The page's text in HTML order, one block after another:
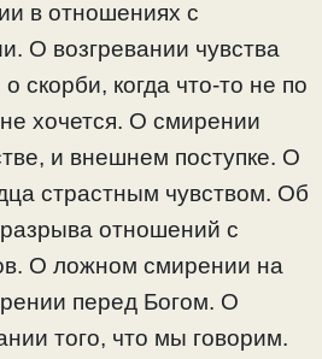
в отношениях с
О возгревании чувства
скорби, когда что-то не по
хочется. О смирении
и внешнем поступке. О
страстным чувством. Об
отношений с
О ложном смирении на
перед Богом. О
того, что мы говорим.